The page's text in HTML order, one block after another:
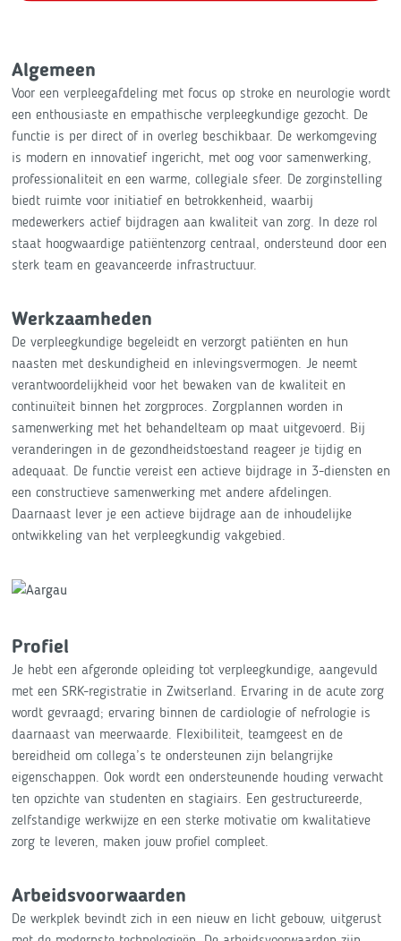
Algemeen
Voor een verpleegafdeling met focus op stroke en neurologie wordt
een enthousiaste en empathische verpleegkundige gezocht. De
functie is per direct of in overleg beschikbaar. De werkomgeving
is modern en innovatief ingericht, met oog voor samenwerking,
professionaliteit en een warme, collegiale sfeer. De zorginstelling
biedt ruimte voor initiatief en betrokkenheid, waarbij
medewerkers actief bijdragen aan kwaliteit van zorg. In deze rol
staat hoogwaardige patiëntenzorg centraal, ondersteund door een
sterk team en geavanceerde infrastructuur.
Werkzaamheden
De verpleegkundige begeleidt en verzorgt patiënten en hun
naasten met deskundigheid en inlevingsvermogen. Je neemt
verantwoordelijkheid voor het bewaken van de kwaliteit en
continuïteit binnen het zorgproces. Zorgplannen worden in
samenwerking met het behandelteam op maat uitgevoerd. Bij
veranderingen in de gezondheidstoestand reageer je tijdig en
adequaat. De functie vereist een actieve bijdrage in 3-diensten en
een constructieve samenwerking met andere afdelingen.
Daarnaast lever je een actieve bijdrage aan de inhoudelijke
ontwikkeling van het verpleegkundig vakgebied.
Profiel
Je hebt een afgeronde opleiding tot verpleegkundige, aangevuld
met een SRK-registratie in Zwitserland. Ervaring in de acute zorg
wordt gevraagd; ervaring binnen de cardiologie of nefrologie is
daarnaast van meerwaarde. Flexibiliteit, teamgeest en de
bereidheid om collega’s te ondersteunen zijn belangrijke
eigenschappen. Ook wordt een ondersteunende houding verwacht
ten opzichte van studenten en stagiairs. Een gestructureerde,
zelfstandige werkwijze en een sterke motivatie om kwalitatieve
zorg te leveren, maken jouw profiel compleet.
Arbeidsvoorwaarden
De werkplek bevindt zich in een nieuw en licht gebouw, uitgerust